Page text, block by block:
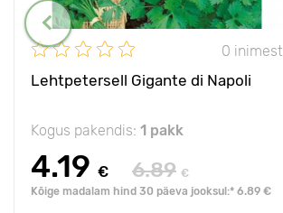
0 inimest
Lehtpetersell Gigante di Napoli
Kogus pakendis: 1 pakk
4.19 € 6.89 €
Kõige madalam hind 30 päeva jooksul:* 6.89 €